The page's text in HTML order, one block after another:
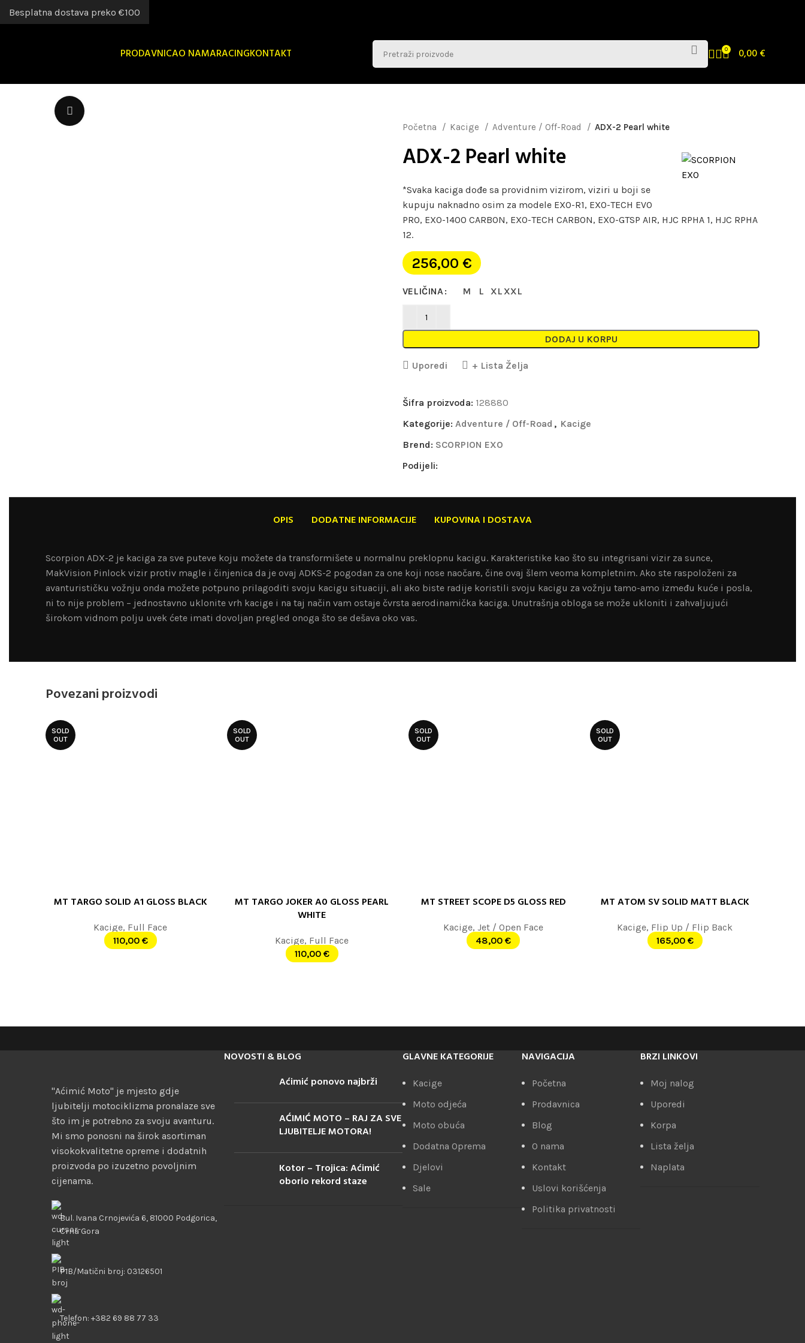
PRODAVNICAO NAMARACINGKONTAKT 0 0,00€
Početna Kacige Adventure / Off-Road ADX-2 Pearl white
ADX-2 Pearl white
*Svaka kaciga dođe sa providnim vizirom, viziri u boji se
kupuju naknadno osim za modele EXO-R1, EXO-TECH EVO
PRO, EXO-1400 CARBON, EXO-TECH CARBON, EXO-GTSP AIR, HJC RPHA 1, HJC RPHA
12.
256,00 €
VELIČINA M L XL XXL
DODAJ U KORPU
Uporedi + Lista Želja
Šifra proizvoda: 128880
Kategorije: Adventure / Off-Road , Kacige
Brend: SCORPION EXO
Podijeli:
OPIS DODATNE INFORMACIJE KUPOVINA I DOSTAVA
Scorpion ADX-2 je kaciga za sve puteve koju možete da transformišete u normalnu preklopnu kacigu. Karakteristike kao što su integrisani vizir za sunce,
MakVision Pinlock vizir protiv magle i činjenica da je ovaj ADKS-2 pogodan za one koji nose naočare, čine ovaj šlem veoma kompletnim. Ako ste raspoloženi za
avanturističku vožnju onda možete potpuno prilagoditi svoju kacigu situaciji, ali ako biste radije koristili svoju kacigu za vožnju tamo-amo između kuće i posla,
ni to nije problem – jednostavno uklonite vrh kacige i na taj način vam ostaje čvrsta aerodinamička kaciga. Unutrašnja obloga se može ukloniti i zahvaljujući
širokom vidnom polju uvek ćete imati dovoljan pregled onoga što se dešava oko vas.
Povezani proizvodi
SOLD
OUT
ODABERITE OPCIJE
MT TARGO SOLID A1 GLOSS BLACK
Kacige, Full Face
110,00 €
SOLD
OUT
ODABERITE OPCIJE
MT TARGO JOKER A0 GLOSS PEARL
WHITE
Kacige, Full Face
110,00 €
SOLD
OUT
ODABERITE OPCIJE
MT STREET SCOPE D5 GLOSS RED
Kacige, Jet / Open Face
48,00 €
SOLD
OUT
ODABERITE OPCIJE
MT ATOM SV SOLID MATT BLACK
Kacige, Flip Up / Flip Back
165,00 €
"Aćimić Moto" je mjesto gdje
ljubitelji motociklizma pronalaze sve
što im je potrebno za svoju avanturu.
Mi smo ponosni na širok asortiman
visokokvalitetne opreme i dodatnih
proizvoda po izuzetno povoljnim
cijenama.
Bul. Ivana Crnojevića 6, 81000 Podgorica,
Crna Gora
PIB/Matični broj: 03126501
Telefon: +382 69 88 77 33
NOVOSTI & BLOG
Aćimić ponovo najbrži
AĆIMIĆ MOTO – RAJ ZA SVE
LJUBITELJE MOTORA!
Kotor – Trojica: Aćimić
oborio rekord staze
GLAVNE KATEGORIJE
Kacige
Moto odjeća
Moto obuća
Dodatna Oprema
Djelovi
Sale
NAVIGACIJA
Početna
Prodavnica
Blog
O nama
Kontakt
Uslovi korišćenja
Politika privatnosti
BRZI LINKOVI
Moj nalog
Uporedi
Korpa
Lista želja
Naplata
Besplatna dostava preko €100